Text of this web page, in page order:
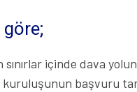
içinde dava
kuruluşunun başvuru